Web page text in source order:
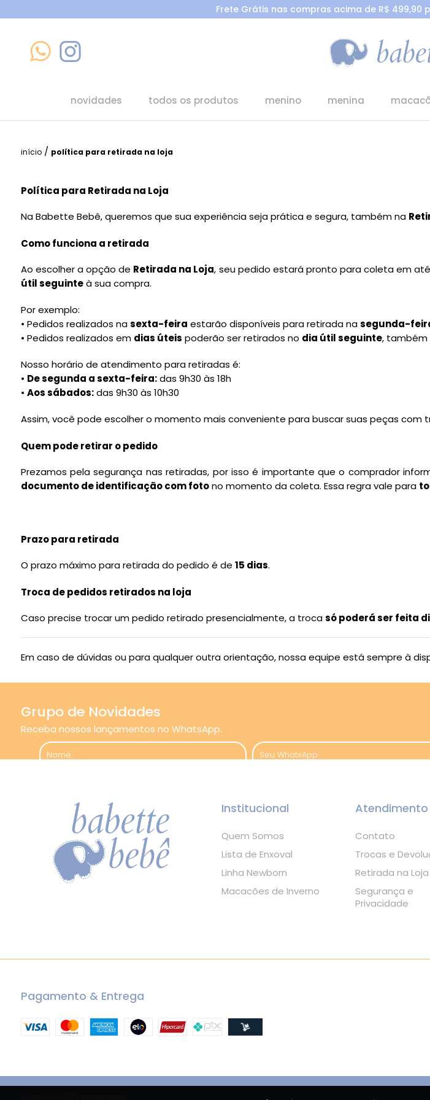
Frete Grátis nas compras acima de R$ 499,90
novidades todos os produtos menino menina
início / política para retirada na loja
Política para Retirada na Loja
Na Babette Bebê, queremos que sua experiência seja prática e segura, também na
Como funciona a retirada
Ao escolher a opção de Retirada na Loja, seu pedido estará pronto para coleta em até
útil seguinteà sua compra.
Por exemplo:
• Pedidos realizados nasexta-feira estarão disponíveis para retirada nasegunda-
• Pedidos realizados em dias úteis poderão ser retirados no dia útil seguinte, também
Nosso horário de atendimento para retiradas é:
• De segunda a sexta-feira:das 9h30 às 18h
• Aos sábados:das 9h30 às 10h30
Assim, você pode escolher o momento mais conveniente para buscar suas peças com
Quem pode retirar o pedido
Prezamos pela segurança nas retiradas, por isso é importante que o comprador
documento de identificação com fotono momento da coleta. Essa regra vale para
Prazo para retirada
O prazo máximo para retirada do pedido é de 15 dias.
Troca de pedidos retirados na loja
Caso precise trocar um pedido retirado presencialmente, a trocasó poderá ser feita
Em caso de dúvidas ou para qualquer outra orientação, nossa equipe está sempre à
Grupo de Novidades
Receba nossos lançamentos no WhatsApp.
Institucional
Quem Somos
Lista de Enxoval
Linha Newborn
Macacões de Inverno
Atendimento
Contato
Trocas e
Retirada na Loja
Segurança e
Privacidade
Pagamento & Entrega